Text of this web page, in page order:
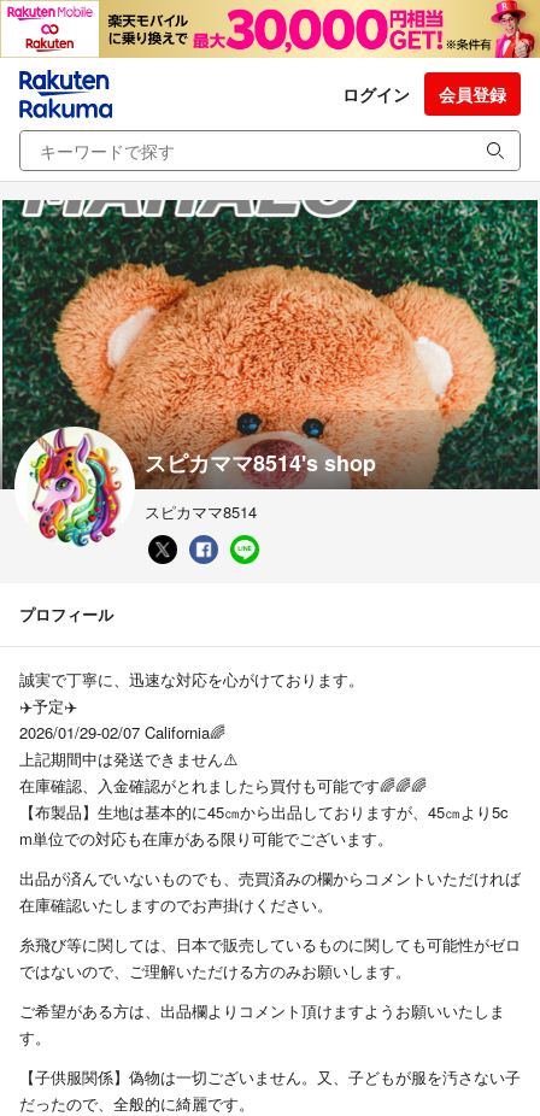
ログイン 会員登録
スピカママ8514's shop
スピカママ8514
プロフィール
誠実で丁寧に、迅速な対応を心がけております。
✈️予定✈️
2026/01/29-02/07 California🌈
上記期間中は発送できません⚠️
在庫確認、入金確認がとれましたら買付も可能です🌈🌈🌈
【布製品】生地は基本的に45㎝から出品しておりますが、45㎝より5c
m単位での対応も在庫がある限り可能でございます。
出品が済んでいないものでも、売買済みの欄からコメントいただければ
在庫確認いたしますのでお声掛けください。
糸飛び等に関しては、日本で販売しているものに関しても可能性がゼロ
ではないので、ご理解いただける方のみお願いします。
ご希望がある方は、出品欄よりコメント頂けますようお願いいたしま
す。
【子供服関係】偽物は一切ございません。又、子どもが服を汚さない子
だったので、全般的に綺麗です。